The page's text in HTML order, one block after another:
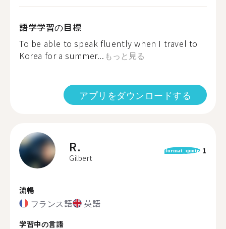
語学学習の目標
To be able to speak fluently when I travel to
Korea for a summer... もっと見る
アプリをダウンロードする
R.
Gilbert
format_quote 1
流暢
フランス語 英語
学習中の言語